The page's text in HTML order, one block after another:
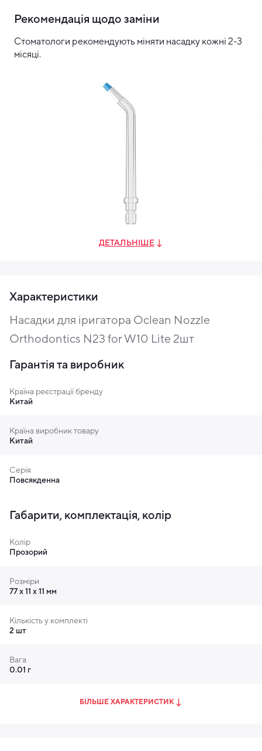
Рекомендація щодо заміни
Стоматологи рекомендують міняти насадку кожні 2-3
місяці.
ДЕТАЛЬНІШЕ
Характеристики
Насадки для іригатора Oclean Nozzle
Orthodontics N23 for W10 Lite 2шт
Гарантія та виробник
Країна реєстрації бренду
Китай
Країна виробник товару
Китай
Серія
Повсякденна
Габарити, комплектація, колір
Колір
Прозорий
Розміри
77 х 11 х 11 мм
Кількість у комплекті
2 шт
Вага
0.01 г
БІЛЬШЕ ХАРАКТЕРИСТИК